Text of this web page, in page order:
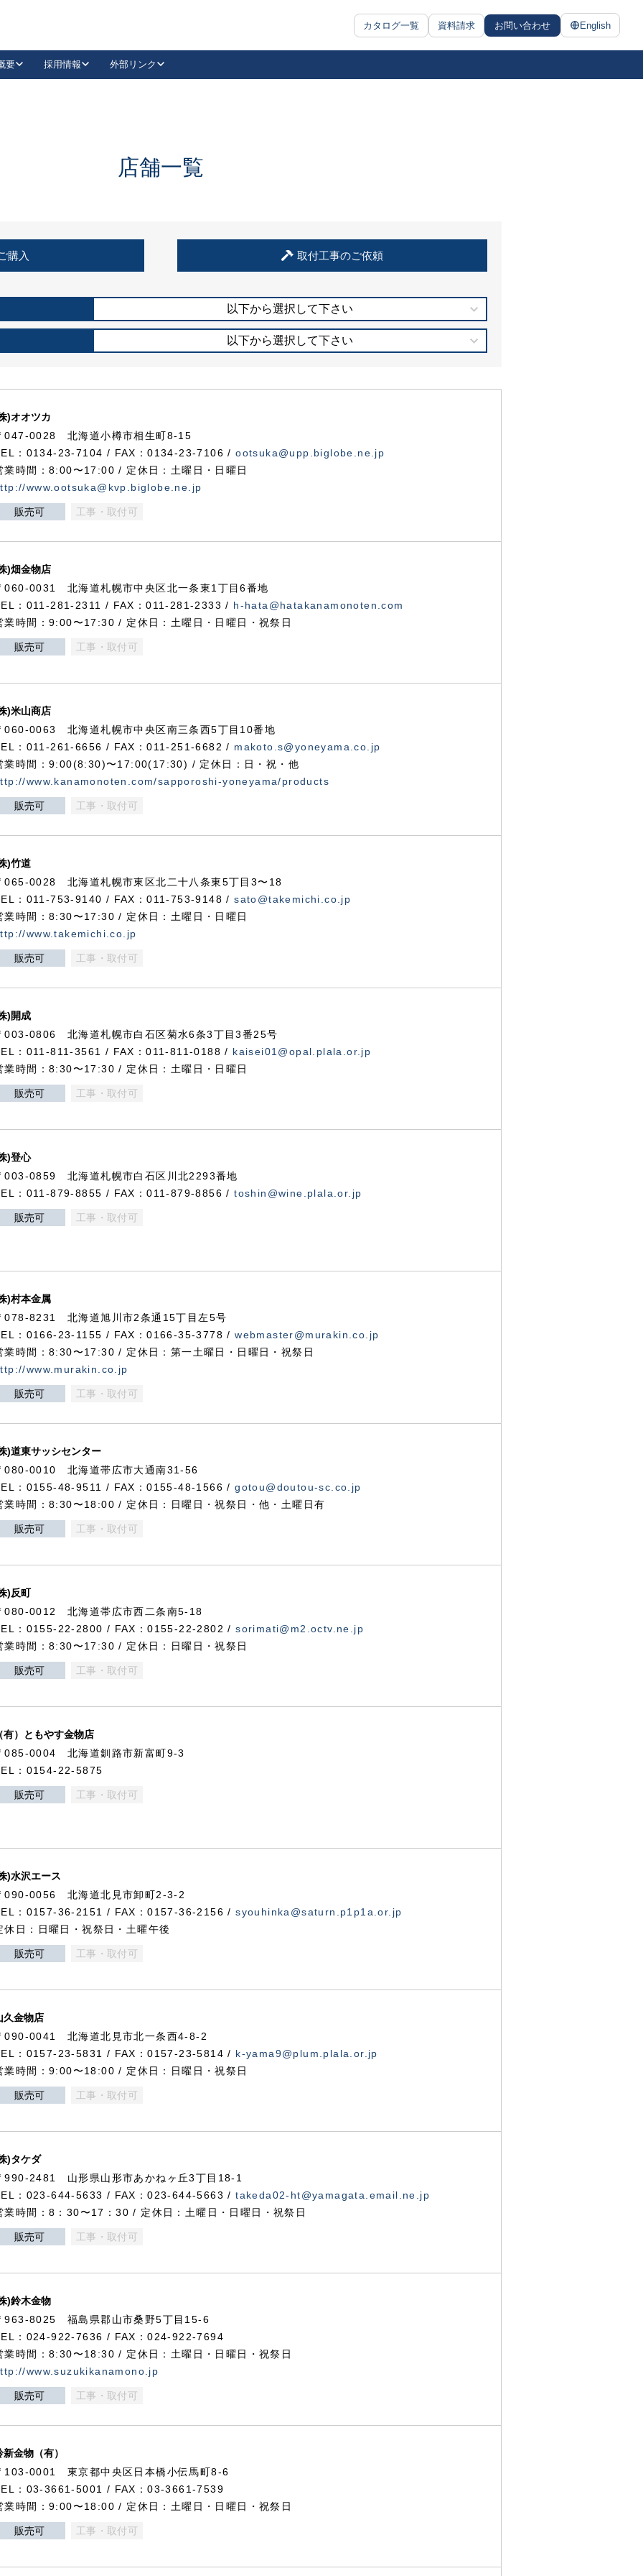
カタログ一覧 資料請求 お問い合わせ English
抗ウイルス・抗菌製品
要 採用情報 外部リンク
LinkedIn
住宅使用部材標準化推進協議会
店舗一覧
購入 取付工事のご依頼
以下から選択して下さい
以下から選択して下さい
)オオツカ
047-0028 北海道小樽市相生町8-15
：0134-23-7104 / FAX：0134-23-7106 /ootsuka@upp.biglobe.ne.jp
業時間：8:00〜17:00 / 定休日：土曜日・日曜日
www.ootsuka@kvp.biglobe.ne.jp
販売可 工事・取付可
)畑金物店
060-0031 北海道札幌市中央区北一条東1丁目6番地
：011-281-2311 / FAX：011-281-2333 / h-hata@hatakanamonoten.com
業時間：9:00〜17:30 / 定休日：土曜日・日曜日・祝祭日
販売可 工事・取付可
)米山商店
060-0063 北海道札幌市中央区南三条西5丁目10番地
：011-261-6656 / FAX：011-251-6682 / makoto.s@yoneyama.co.jp
業時間：9:00(8:30)〜17:00(17:30) / 定休日：日・祝・他
www.kanamonoten.com/sapporoshi-yoneyama/products
販売可 工事・取付可
)竹道
065-0028 北海道札幌市東区北二十八条東5丁目3〜18
：011-753-9140 / FAX：011-753-9148 /sato@takemichi.co.jp
業時間：8:30〜17:30 / 定休日：土曜日・日曜日
www.takemichi.co.jp
販売可 工事・取付可
)開成
003-0806 北海道札幌市白石区菊水6条3丁目3番25号
：011-811-3561 / FAX：011-811-0188 / kaisei01@opal.plala.or.jp
業時間：8:30〜17:30 / 定休日：土曜日・日曜日
販売可 工事・取付可
)登心
003-0859 北海道札幌市白石区川北2293番地
：011-879-8855 / FAX：011-879-8856 /toshin@wine.plala.or.jp
販売可 工事・取付可
)村本金属
078-8231 北海道旭川市2条通15丁目左5号
：0166-23-1155 / FAX：0166-35-3778 /webmaster@murakin.co.jp
業時間：8:30〜17:30 / 定休日：第一土曜日・日曜日・祝祭日
www.murakin.co.jp
販売可 工事・取付可
)道東サッシセンター
080-0010 北海道帯広市大通南31-56
：0155-48-9511 / FAX：0155-48-1566 /gotou@doutou-sc.co.jp
業時間：8:30〜18:00 / 定休日：日曜日・祝祭日・他・土曜日有
販売可 工事・取付可
)反町
080-0012 北海道帯広市西二条南5-18
：0155-22-2800 / FAX：0155-22-2802 /sorimati@m2.octv.ne.jp
業時間：8:30〜17:30 / 定休日：日曜日・祝祭日
販売可 工事・取付可
有）ともやす金物店
085-0004 北海道釧路市新富町9-3
：0154-22-5875
販売可 工事・取付可
)水沢エース
090-0056 北海道北見市卸町2-3-2
：0157-36-2151 / FAX：0157-36-2156 /syouhinka@saturn.p1p1a.or.jp
休日：日曜日・祝祭日・土曜午後
販売可 工事・取付可
久金物店
090-0041 北海道北見市北一条西4-8-2
：0157-23-5831 / FAX：0157-23-5814 / k-yama9@plum.plala.or.jp
業時間：9:00〜18:00 / 定休日：日曜日・祝祭日
販売可 工事・取付可
)タケダ
990-2481 山形県山形市あかねヶ丘3丁目18-1
：023-644-5633 / FAX：023-644-5663 /takeda02-ht@yamagata.email.ne.jp
業時間：8：30〜17：30 / 定休日：土曜日・日曜日・祝祭日
販売可 工事・取付可
)鈴木金物
963-8025 福島県郡山市桑野5丁目15-6
：024-922-7636 / FAX：024-922-7694
業時間：8:30〜18:30 / 定休日：土曜日・日曜日・祝祭日
www.suzukikanamono.jp
販売可 工事・取付可
新金物（有）
103-0001 東京都中央区日本橋小伝馬町8-6
：03-3661-5001 / FAX：03-3661-7539
業時間：9:00〜18:00 / 定休日：土曜日・日曜日・祝祭日
販売可 工事・取付可